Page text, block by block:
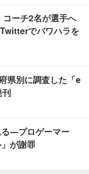
コーチ2名が選手へ
でパワハラを
県別に調査した「e
刊
る―プロゲーマー
が謝罪